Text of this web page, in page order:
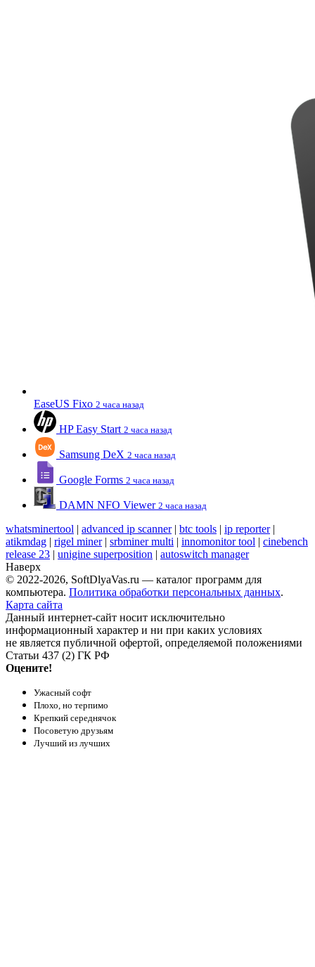
EaseUS Fixo 2 часа назад
HP Easy Start 2 часа назад
Samsung DeX 2 часа назад
Google Forms 2 часа назад
DAMN NFO Viewer 2 часа назад
whatsminertool | advanced ip scanner| btc tools | ip reporter|
atikmdag | rigel miner| srbminer multi | innomonitor tool | cinebench
release 23 | unigine superposition | autoswitch manager
Наверх
© 2022-2026, SoftDlyaVas.ru — каталог программ для
компьютера. Политика обработки персональных данных.
Карта сайта
Данный интернет-сайт носит исключительно
информационный характер и ни при каких условиях
не является публичной офертой, определяемой положениями
Статьи 437 (2) ГК РФ
Оцените!
Ужасный софт
Плохо, но терпимо
Крепкий середнячок
Посоветую друзьям
Лучший из лучших